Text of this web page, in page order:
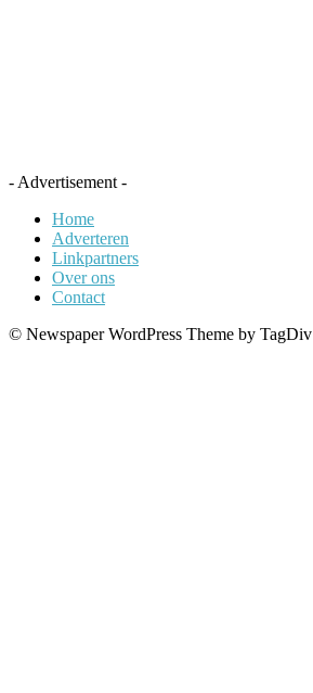
- Advertisement -
Home
Adverteren
Linkpartners
Over ons
Contact
© Newspaper WordPress Theme by TagDiv